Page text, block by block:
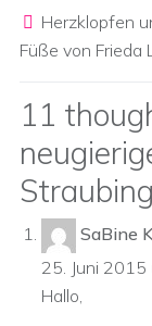
Herzklopfen
Füße von Frieda
11
Straubing
SaBine
25. Juni
Hallo,